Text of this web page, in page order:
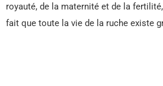
royauté, de la maternité et de la
fait que toute la vie de la ruche existe